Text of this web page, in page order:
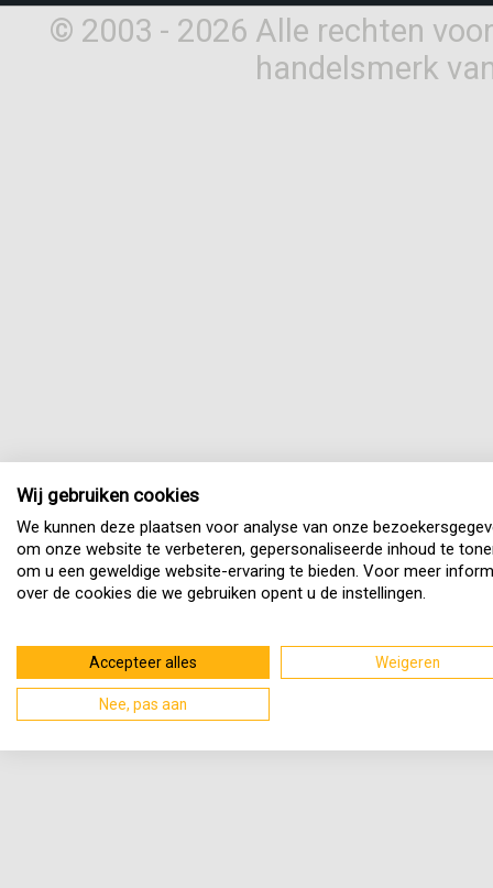
© 2003 - 2026 Alle rechten
handelsmerk
Wij gebruiken cookies
We kunnen deze plaatsen voor analyse van onze
om onze website te verbeteren, gepersonaliseerde inhoud te
om u een geweldige website-ervaring te bieden. Voor meer
over de cookies die we gebruiken opent u de instellingen.
Accepteer alles Weigeren
Nee, pas aan